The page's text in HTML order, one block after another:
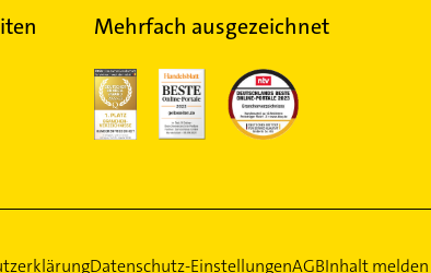
Mehrfach ausgezeichnet
Datenschutz-EinstellungenAGBInhalt melden